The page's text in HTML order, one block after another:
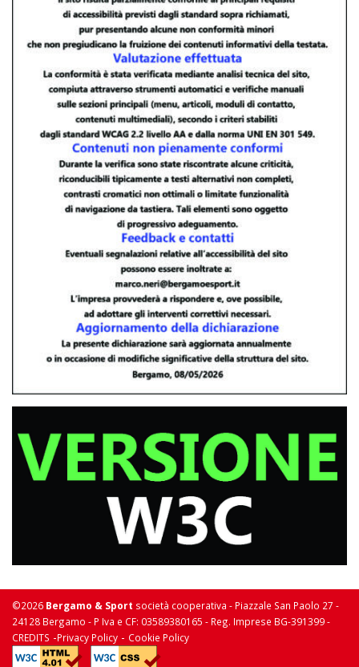
©2026 Bergamo & Sport società cooperativa - Piazzale San Paolo 27 -
24128 Bergamo - P Iva e CF: 03589380165 - Reg. Imprese BG-391399 -
CREDITS -Privacy Policy - Cookie Policy